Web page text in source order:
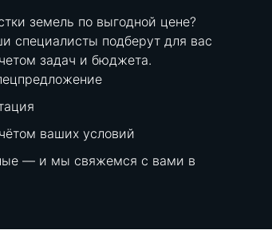
земель по выгодной цене?
специалисты подберут для вас
задач и бюджета.
ваших условий
— и мы свяжемся с вами в